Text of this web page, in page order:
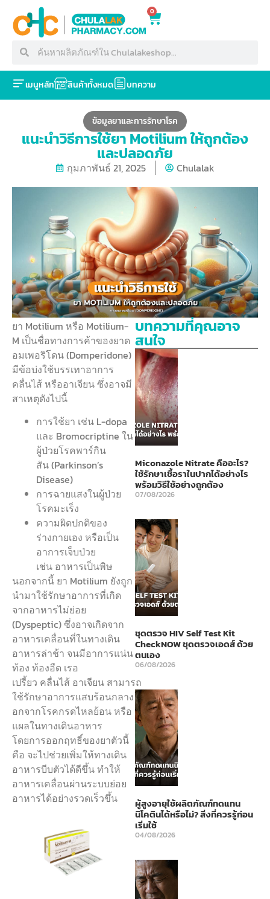
0
เมนูหลัก สินค้าทั้งหมด บทความ
ข้อมูลยาและการรักษาโรค
แนะนำวิธีการใช้ยา Motilium ให้ถูกต้อง
และปลอดภัย
กุมภาพันธ์ 21, 2025 Chulalak
ยา Motilium หรือ Motilium-
M เป็นชื่อทางการค้าของยาด
อมเพอริโดน (Domperidone)
มีข้อบ่งใช้บรรเทาอาการ
คลื่นไส้ หรืออาเจียน ซึ่งอาจมี
สาเหตุดังไปนี้
การใช้ยา เช่น L-dopa
และ Bromocriptine ใน
ผู้ป่วยโรคพาร์กิน
สัน (Parkinson’s
Disease)
การฉายแสงในผู้ป่วย
โรคมะเร็ง
ความผิดปกติของ
ร่างกายเอง หรือเป็น
อาการเจ็บป่วย
เช่น อาหารเป็นพิษ
นอกจากนี้ ยา Motilium ยังถูก
นำมาใช้รักษาอาการที่เกิด
จากอาหารไม่ย่อย
(Dyspeptic) ซึ่งอาจเกิดจาก
อาหารเคลื่อนที่ในทางเดิน
อาหารล่าช้า จนมีอาการแน่น
ท้อง ท้องอืด เรอ
เปรี้ยว คลื่นไส้ อาเจียน สามารถ
ใช้รักษาอาการแสบร้อนกลาง
อกจากโรคกรดไหลย้อน หรือ
แผลในทางเดินอาหาร
โดยการออกฤทธิ์ของยาตัวนี้
คือ จะไปช่วยเพิ่มให้ทางเดิน
อาหารบีบตัวได้ดีขึ้น ทำให้
อาหารเคลื่อนผ่านระบบย่อย
อาหารได้อย่างรวดเร็วขึ้น
บทความที่คุณอาจ
สนใจ
Miconazole Nitrate คืออะไร?
ใช้รักษาเชื้อราในปากได้อย่างไร
พร้อมวิธีใช้อย่างถูกต้อง
07/08/2026
ชุดตรวจ HIV Self Test Kit
CheckNOW ชุดตรวจเอดส์ ด้วย
ตนเอง
06/08/2026
ผู้สูงอายุใช้ผลิตภัณฑ์ทดแทน
นิโคตินได้หรือไม่? สิ่งที่ควรรู้ก่อน
เริ่มใช้
04/08/2026